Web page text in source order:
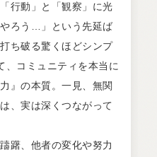
行動」と「観察」に光
ろう…」という先延ば
ち破る驚くほどシンプ
、コミュニティを本当に
』の本質。一見、無関
、実は深くつながって
躇、他者の変化や努力